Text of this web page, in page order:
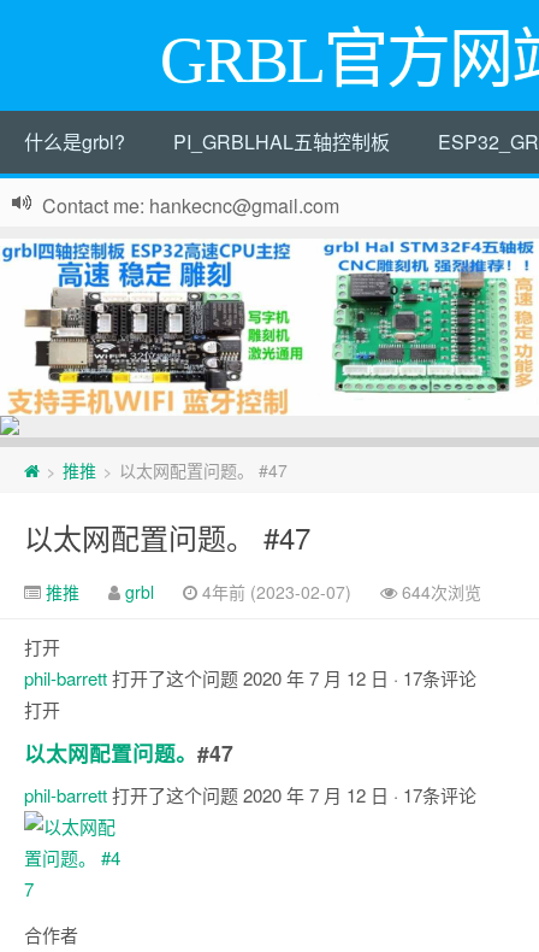
GRBL官方网
什么是grbl? PI_GRBLHAL五轴控制板
Contact me: hankecnc@gmail.com
> 推推 > 以太网配置问题。 #47
以太网配置问题。 #47
推推 grbl 4年前 (2023-02-07) 644次浏览
打开
phil-barrett打开了这个问题2020 年 7 月 12 日 · 17条评论
打开
以太网配置问题。 #47
phil-barrett打开了这个问题2020 年 7 月 12 日 · 17条评论
评
论
合作者